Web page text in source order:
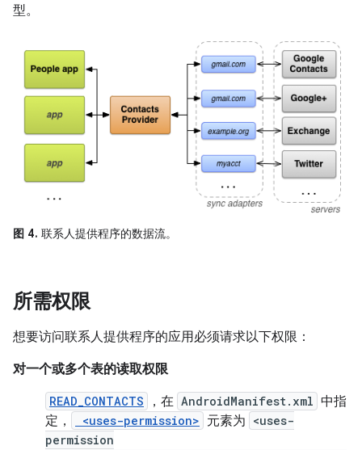
型。
图 4. 联系人提供程序的数据流。
所需权限
想要访问联系人提供程序的应用必须请求以下权限：
对一个或多个表的读取权限
READ_CONTACTS ，在 AndroidManifest.xml 中指
定，
<uses-permission> 元素为 <uses-
permission